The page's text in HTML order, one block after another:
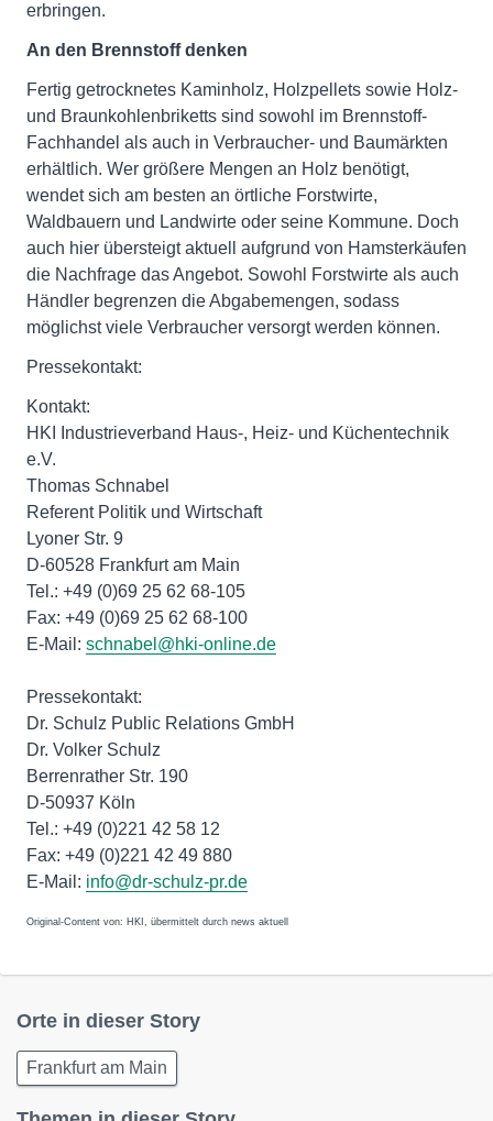
erbringen.
An den Brennstoff denken
Fertig getrocknetes Kaminholz, Holzpellets sowie Holz-
und Braunkohlenbriketts sind sowohl im Brennstoff-
Fachhandel als auch in Verbraucher- und Baumärkten
erhältlich. Wer größere Mengen an Holz benötigt,
wendet sich am besten an örtliche Forstwirte,
Waldbauern und Landwirte oder seine Kommune. Doch
auch hier übersteigt aktuell aufgrund von Hamsterkäufen
die Nachfrage das Angebot. Sowohl Forstwirte als auch
Händler begrenzen die Abgabemengen, sodass
möglichst viele Verbraucher versorgt werden können.
Pressekontakt:
Kontakt:
HKI Industrieverband Haus-, Heiz- und Küchentechnik
e.V.
Thomas Schnabel
Referent Politik und Wirtschaft
Lyoner Str. 9
D-60528 Frankfurt am Main
Tel.: +49 (0)69 25 62 68-105
Fax: +49 (0)69 25 62 68-100
E-Mail: schnabel@hki-online.de
Pressekontakt:
Dr. Schulz Public Relations GmbH
Dr. Volker Schulz
Berrenrather Str. 190
D-50937 Köln
Tel.: +49 (0)221 42 58 12
Fax: +49 (0)221 42 49 880
E-Mail: info@dr-schulz-pr.de
Original-Content von: HKI, übermittelt durch news aktuell
Orte in dieser Story
Frankfurt am Main